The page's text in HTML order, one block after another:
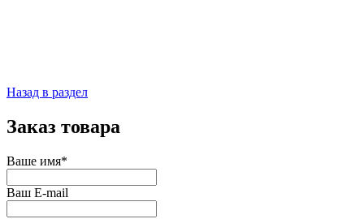
Назад в раздел
Заказ товара
Ваше имя*
Ваш E-mail